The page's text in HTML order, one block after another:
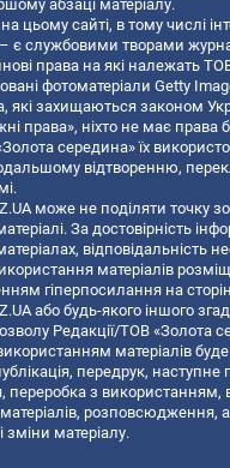
абзаці матеріалу.
цьому сайті, в тому числі
є службовими творами
права на які належать
фотоматеріали Getty
які захищаються законом
права», ніхто не має права
середина» їх
відтворенню,
може не поділяти точку
За достовірність
відповідальність
матеріалів
гіперпосилання на
або будь-якого іншого
Редакції/ТОВ «Золота
матеріалів
передрук, наступне
переробка з
розповсюдження,
зміни матеріалу.